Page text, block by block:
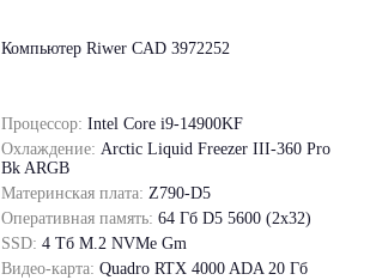
Компьютер Riwer CAD 3972252
Процессор: Intel Core i9-14900KF
Охлаждение: Arctic Liquid Freezer III-360 Pro
Bk ARGB
Материнская плата: Z790-D5
Оперативная память: 64 Гб D5 5600 (2х32)
SSD: 4 Tб M.2 NVMe Gm
Видео-карта: Quadro RTX 4000 ADA 20 Гб